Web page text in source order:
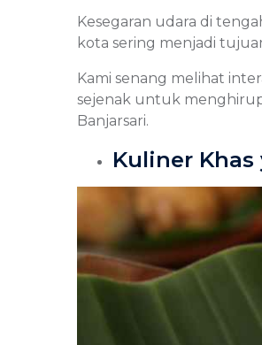
Kesegaran udara di
kota sering menjadi
Kami senang melihat
sejenak untuk menghirup
Banjarsari.
Kuliner